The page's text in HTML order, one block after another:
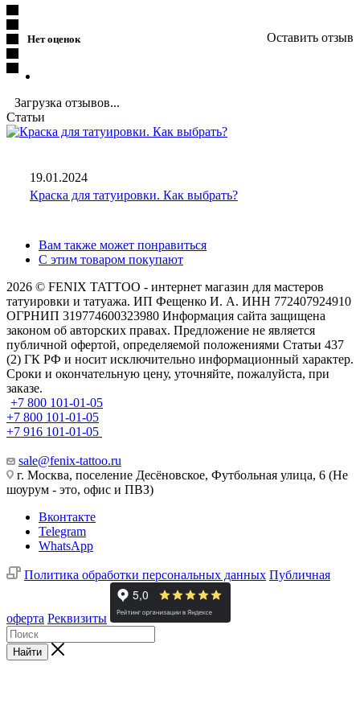
Нет оценок Оставить отзыв
Загрузка отзывов...
Статьи
19.01.2024
Краска для татуировки. Как выбрать?
Вам также может понравиться
С этим товаром покупают
2026 © FENIX TATTOO - интернет магазин для мастеров
татуировки и татуажа. ИП Фещенко И. А. ИНН 772407924910
ОГРНИП 319774600323980 Информация сайта защищена
законом об авторских правах. Предложение не является
публичной офертой, определяемой положениями Статьи 437
(2) ГК РФ и носит исключительно информационный характер.
Сроки и окончательную цену, уточняйте, пожалуйста, при
заказе.
+7 800 101-01-05
+7 800 101-01-05
+7 916 101-01-05
sale@fenix-tattoo.ru
г. Москва, поселение Десёновское, Футбольная улица, 6 (Не
шоурум - это, офис и ПВЗ)
Вконтакте
Telegram
WhatsApp
Политика обработки персональных данных Публичная
оферта Реквизиты
Найти